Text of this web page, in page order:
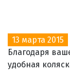
13 марта 2015
Благодаря
удобная